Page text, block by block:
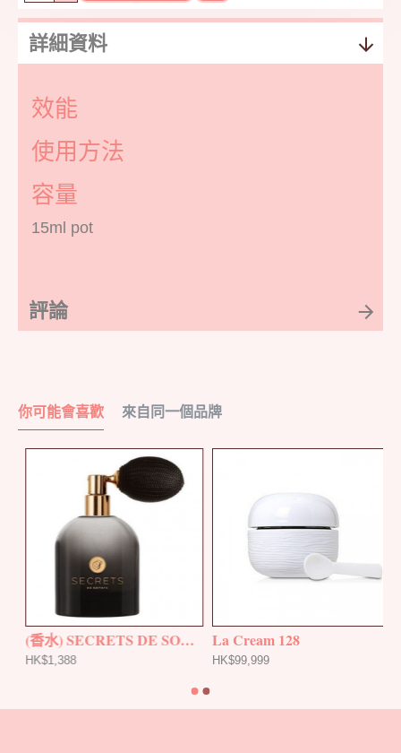
詳細資料
效能
使用方法
容量
15ml pot
評論
你可能會喜歡 來自同一個品牌
(香水) SECRETS DE SOTHYS
HK$1,388
La Cream 128
HK$99,999